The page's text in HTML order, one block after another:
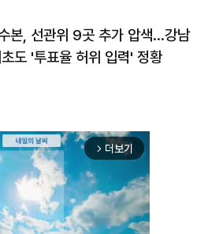
본, 선관위 9곳 추가 압색…강남
초도 '투표율 허위 입력' 정황
arrow_forward_ios 더보기